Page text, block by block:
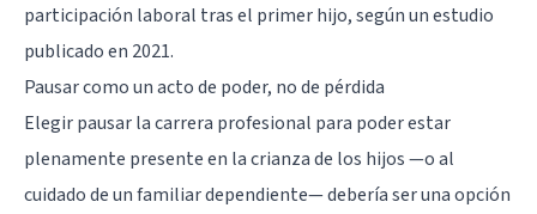
participación laboral tras el primer hijo, según un estudio
publicado en 2021.
Pausar como un acto de poder, no de pérdida
Elegir pausar la carrera profesional para poder estar
plenamente presente en la crianza de los hijos —o al
cuidado de un familiar dependiente— debería ser una opción